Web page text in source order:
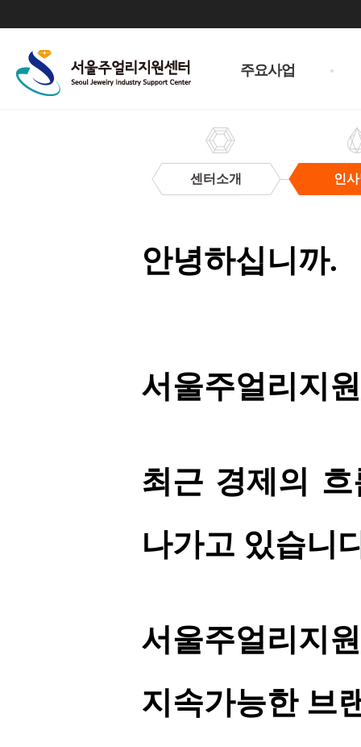
주요사업
센터소개 인
안녕하십니까.
서울주얼리지
최근 경제의
나가고 있습니
서울주얼리지
지속가능한 브